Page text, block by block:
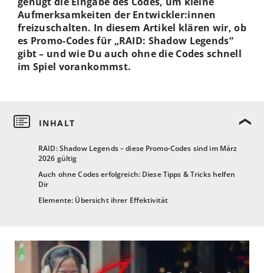
RAID: Shadow Legends – diese Promo-Codes sind im März
2026 gültig
Auch ohne Codes erfolgreich: Diese Tipps & Tricks helfen
Dir
Elemente: Übersicht ihrer Effektivität
Aufmerksamkeiten der Entwickler:innen
freizuschalten. In diesem Artikel klären wir, ob
es Promo-Codes für „RAID: Shadow Legends“
gibt – und wie Du auch ohne die Codes schnell
im Spiel vorankommst.